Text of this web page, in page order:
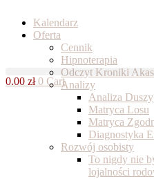
content
0.00 zł 0 Cart
Kalendarz
Oferta
Cennik
Hipnoterapia
Odczyt Kroniki
Analizy
Analiza Duszy
Matryca Losu
Matryca
Diagnostyka
Rozwój osobisty
To nigdy nie
lojalności